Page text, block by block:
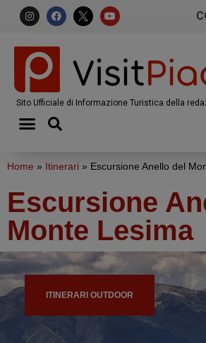
Sito Ufficiale di Informazione Turistica della
Home » Itinerari » Escursione Anello del
Escursione
Monte Lesima
ITINERARI OUTDOOR